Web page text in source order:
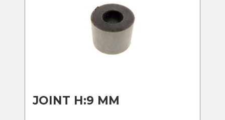
JOINT H:9 MM